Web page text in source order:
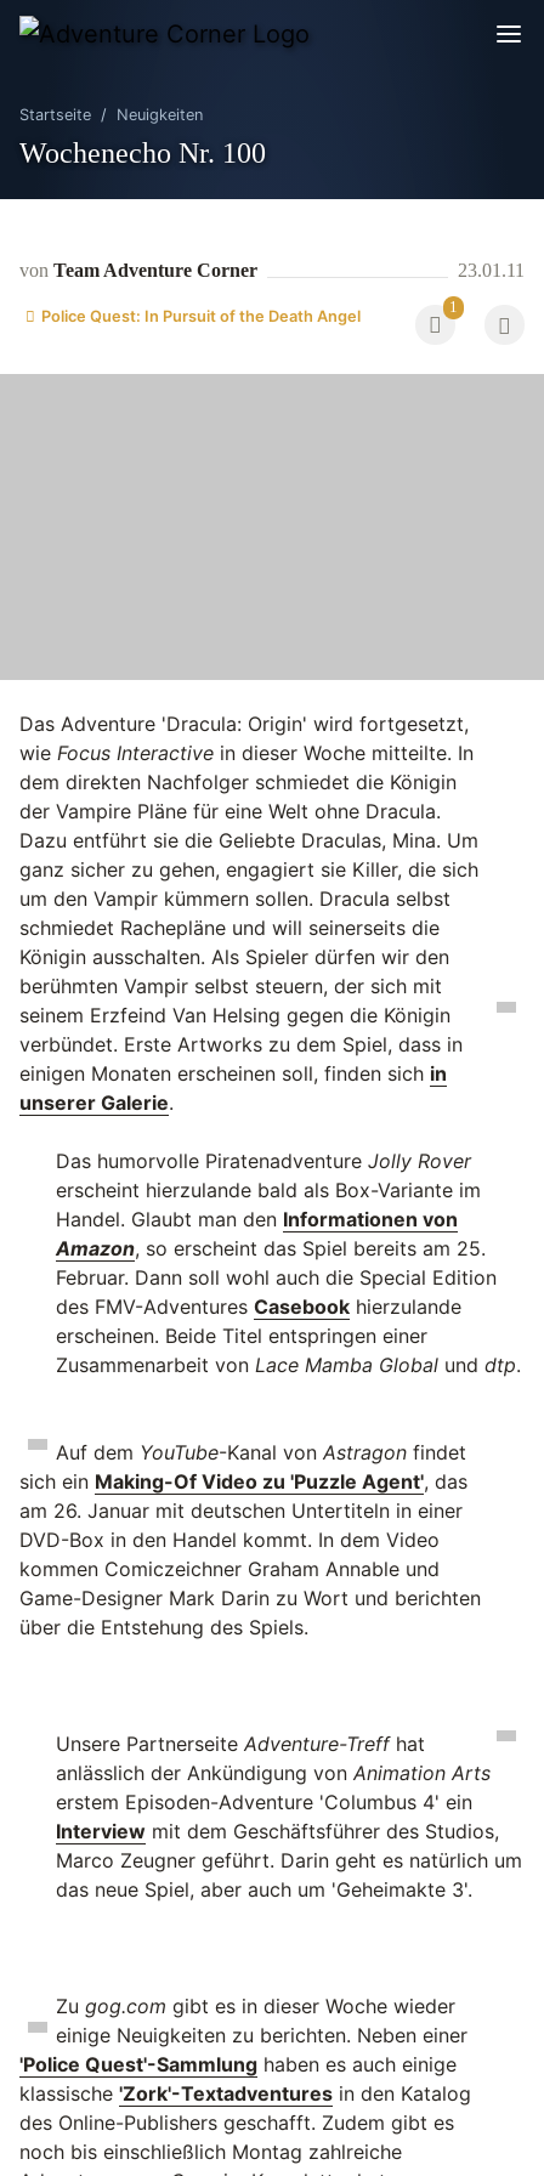
Startseite Neuigkeiten
Wochenecho Nr. 100
von Team Adventure Corner 23.01.11
Police Quest: In Pursuit of the Death Angel 1
Das Adventure 'Dracula: Origin' wird fortgesetzt,
wie Focus Interactive in dieser Woche mitteilte. In
dem direkten Nachfolger schmiedet die Königin
der Vampire Pläne für eine Welt ohne Dracula.
Dazu entführt sie die Geliebte Draculas, Mina. Um
ganz sicher zu gehen, engagiert sie Killer, die sich
um den Vampir kümmern sollen. Dracula selbst
schmiedet Rachepläne und will seinerseits die
Königin ausschalten. Als Spieler dürfen wir den
berühmten Vampir selbst steuern, der sich mit
seinem Erzfeind Van Helsing gegen die Königin
verbündet. Erste Artworks zu dem Spiel, dass in
einigen Monaten erscheinen soll, finden sich in
unserer Galerie.
Das humorvolle Piratenadventure Jolly Rover
erscheint hierzulande bald als Box-Variante im
Handel. Glaubt man den Informationen von
Amazon, so erscheint das Spiel bereits am 25.
Februar. Dann soll wohl auch die Special Edition
des FMV-Adventures Casebook hierzulande
erscheinen. Beide Titel entspringen einer
Zusammenarbeit von Lace Mamba Global und dtp.
Auf dem YouTube-Kanal von Astragon findet
sich ein Making-Of Video zu 'Puzzle Agent', das
am 26. Januar mit deutschen Untertiteln in einer
DVD-Box in den Handel kommt. In dem Video
kommen Comiczeichner Graham Annable und
Game-Designer Mark Darin zu Wort und berichten
über die Entstehung des Spiels.
Unsere Partnerseite Adventure-Treffhat
anlässlich der Ankündigung von Animation Arts
erstem Episoden-Adventure 'Columbus 4' ein
Interview mit dem Geschäftsführer des Studios,
Marco Zeugner geführt. Darin geht es natürlich um
das neue Spiel, aber auch um 'Geheimakte 3'.
Zu gog.com gibt es in dieser Woche wieder
einige Neuigkeiten zu berichten. Neben einer
'Police Quest'-Sammlung haben es auch einige
klassische 'Zork'-Textadventures in den Katalog
des Online-Publishers geschafft. Zudem gibt es
noch bis einschließlich Montag zahlreiche